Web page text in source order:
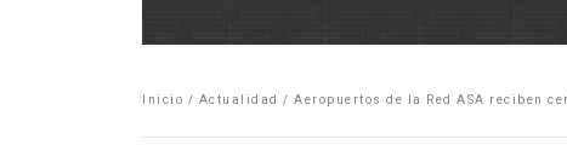
Inicio / Actualidad / Aeropuertos de la Red ASA reciben